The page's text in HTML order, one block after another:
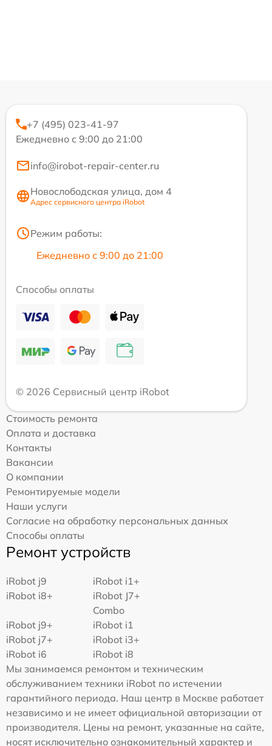
+7 (495) 023-41-97
Ежедневно с 9:00 до 21:00
info@irobot-repair-center.ru
Новослободская улица, дом 4
Адрес сервисного центра iRobot
Режим работы:
Ежедневно с 9:00 до 21:00
Способы оплаты
© 2026 Сервисный центр iRobot
Стоимость ремонта
Оплата и доставка
Контакты
Вакансии
О компании
Ремонтируемые модели
Наши услуги
Согласие на обработку персональных данных
Способы оплаты
Ремонт устройств
iRobot j9
iRobot i1+
iRobot i8+
iRobot J7+
Combo
iRobot j9+
iRobot i1
iRobot j7+
iRobot i3+
iRobot i6
iRobot i8
Мы занимаемся ремонтом и техническим
обслуживанием техники iRobot по истечении
гарантийного периода. Наш центр в Москве работает
независимо и не имеет официальной авторизации от
производителя. Цены на ремонт, указанные на сайте,
носят исключительно ознакомительный характер и